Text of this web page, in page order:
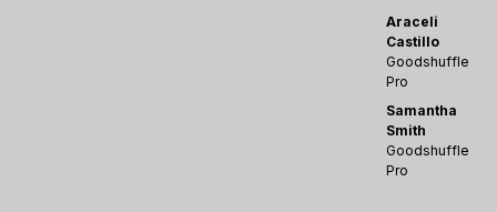
Araceli
Castillo
Goodshuffle
Pro
Samantha
Smith
Goodshuffle
Pro